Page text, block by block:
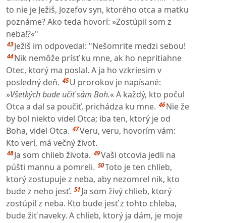
to nie je Ježiš, Jozefov syn, ktorého otca a matku
poznáme? Ako teda hovorí: »Zostúpil som z
neba!?«"
43 Ježiš im odpovedal: "Nešomrite medzi sebou!
44 Nik nemôže prísť ku mne, ak ho nepritiahne
Otec, ktorý ma poslal. A ja ho vzkriesim v
posledný deň. 45 U prorokov je napísané:
»Všetkých bude učiť sám Boh.« A každý, kto počul
Otca a dal sa poučiť, prichádza ku mne. 46 Nie že
by bol niekto videl Otca; iba ten, ktorý je od
Boha, videl Otca. 47Veru, veru, hovorím vám:
Kto verí, má večný život.
48 Ja som chlieb života. 49Vaši otcovia jedli na
púšti mannu a pomreli. 50Toto je ten chlieb,
ktorý zostupuje z neba, aby nezomrel nik, kto
bude z neho jesť. 51 Ja som živý chlieb, ktorý
zostúpil z neba. Kto bude jesť z tohto chleba,
bude žiť naveky. A chlieb, ktorý ja dám, je moje